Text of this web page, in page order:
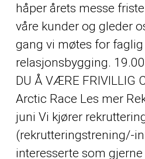
håper årets messe
våre kunder og gleder
gang vi møtes for
relasjonsbygging.
DU Å VÆRE FRIVILLIG
Arctic Race Les mer
juni Vi kjører
(rekrutteringstrening/-
interesserte som